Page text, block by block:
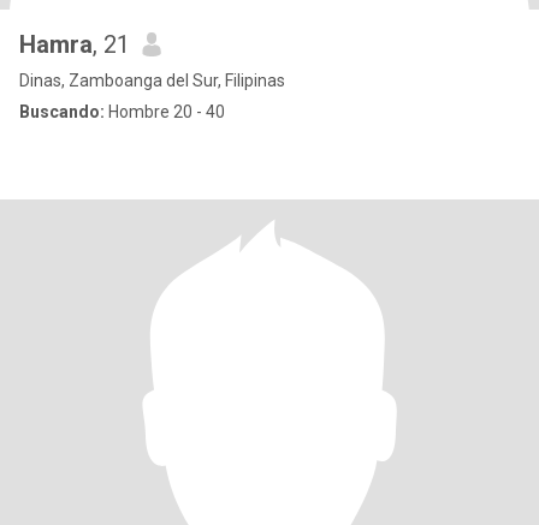
Hamra, 21
Dinas, Zamboanga del Sur, Filipinas
Buscando: Hombre 20 - 40